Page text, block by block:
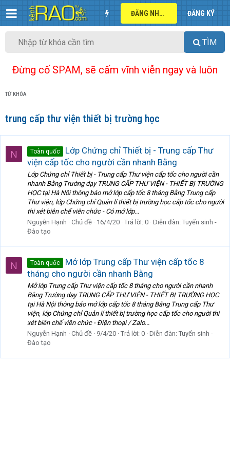
ĐĂNG NHẬP ĐĂNG KÝ
TÌM
Đừng cố SPAM, sẽ cấm vĩnh viễn ngay và luôn
TỪ KHÓA
trung cấp thư viện thiết bị trường học
N Toàn quốc
Lớp Chứng chỉ Thiết bị - Trung cấp Thư
viện cấp tốc cho người cần nhanh Bằng
Lớp Chứng chỉ Thiết bị - Trung cấp Thư viện cấp tốc cho người cần
nhanh Bằng Trường dạy TRUNG CẤP THƯ VIỆN - THIẾT BỊ TRƯỜNG
HỌC tại Hà Nội thông báo mở lớp cấp tốc 8 tháng Bằng Trung cấp
Thư viện, lớp Chứng chỉ Quản lí thiết bị trường học cấp tốc cho người
thi xét biên chế viên chức - Có mở lớp...
Nguyễn Hạnh
Chủ đề 16/4/20 Trả lời: 0 Diễn đàn: Tuyển sinh -
Đào tạo
N Toàn quốc
Mở lớp Trung cấp Thư viện cấp tốc 8
tháng cho người cần nhanh Bằng
Mở lớp Trung cấp Thư viện cấp tốc 8 tháng cho người cần nhanh
Bằng Trường dạy TRUNG CẤP THƯ VIỆN - THIẾT BỊ TRƯỜNG HỌC
tại Hà Nội thông báo mở lớp cấp tốc 8 tháng Bằng Trung cấp Thư
viện, lớp Chứng chỉ Quản lí thiết bị trường học cấp tốc cho người thi
xét biên chế viên chức - Điện thoại / Zalo...
Nguyễn Hạnh
Chủ đề 9/4/20 Trả lời: 0 Diễn đàn: Tuyển sinh -
Đào tạo